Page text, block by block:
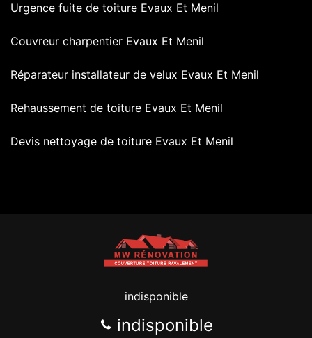
Urgence fuite de toiture Evaux Et Menil
Couvreur charpentier Evaux Et Menil
Réparateur installateur de velux Evaux Et Menil
Rehaussement de toiture Evaux Et Menil
Devis nettoyage de toiture Evaux Et Menil
indisponible
indisponible